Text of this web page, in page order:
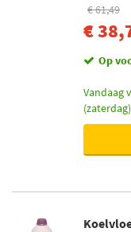
€ 61,49
€
Op
Vandaag